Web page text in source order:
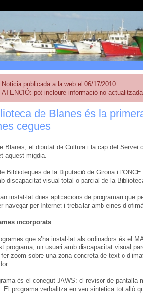
Noticia publicada a la web el 06/17/2010
ATENCIÓ: pot incloure informació no
de Blanes és la
cegues
Blanes, el diputat de Cultura i la cap del
aquest migdia.
Biblioteques de la Diputació de Girona i
discapacitat visual total o parcial de la
instal·lat dues aplicacions de programari que
navegar per Internet i treballar amb eines
incorporats
que s’ha instal·lat als ordinadors és el
programa, un usuari amb discapacitat visual
zoom sobre una zona concreta de text o
és el conegut JAWS: el revisor de
El programa verbalitza en veu sintètica tot allò